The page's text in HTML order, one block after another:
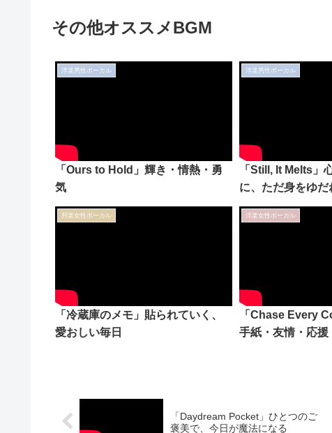
その他オススメBGM
洋楽男性ボーカル
「Ours to Hold」輝き・情熱・勇
気
洋楽男性ボーカル
「Still, It Melts」
に、ただ身をゆだ
邦楽女性ボーカル
「冷蔵庫のメモ」貼られていく、
愛おしい毎日
洋楽女性ボーカル
「Chase Every
手紙・友情・応援
「Daydream Pocket」ひとつのご
褒美で、今日が魔法になる